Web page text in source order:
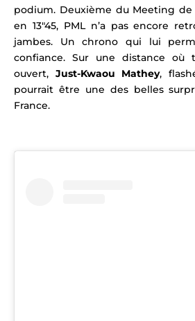
podium. Deuxième du Meeting de
en 13″45, PML n’a pas encore
jambes. Un chrono qui lui
confiance. Sur une distance où
ouvert, Just-Kwaou Mathey,
pourrait être une des belles
France.